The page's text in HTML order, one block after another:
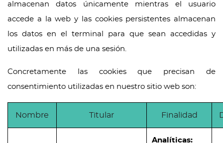
almacenan datos únicamente mientras el usuario
accede a la web y las cookies persistentes almacenan
los datos en el terminal para que sean accedidas y
utilizadas en más de una sesión.
Concretamente las cookies que precisan de
consentimiento utilizadas en nuestro sitio web son:
Nombre Titular Finalidad
Analíticas: